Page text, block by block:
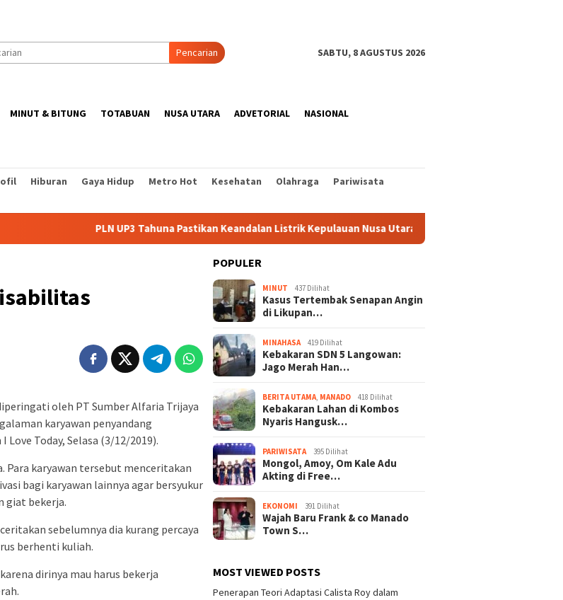
Pencarian
SABTU, 8 AGUSTUS 2026
MINUT & BITUNG TOTABUAN NUSA UTARA ADVETORIAL NASIONAL
Hiburan Gaya Hidup Metro Hot Kesehatan Olahraga
Pariwisata
PLN UP3 Tahuna Pastikan Keandalan Listrik Kepulauan Nusa Utara Jelang HUT ke-81 RI
oleh PT Sumber Alfaria Trijaya
karyawan penyandang
Today, Selasa (3/12/2019).
Para karyawan tersebut menceritakan
bagi karyawan lainnya agar bersyukur
giat bekerja.
sebelumnya dia kurang percaya
berhenti kuliah.
dirinya mau harus bekerja
POPULER
MINUT 437 Dilihat
Kasus Tertembak Senapan Angin
di Likupan…
MINAHASA 419 Dilihat
Kebakaran SDN 5 Langowan:
Jago Merah Han…
BERITA UTAMA, MANADO 418 Dilihat
Kebakaran Lahan di Kombos
Nyaris Hangusk…
PARIWISATA 395 Dilihat
Mongol, Amoy, Om Kale Adu
Akting di Free…
EKONOMI 391 Dilihat
Wajah Baru Frank & co Manado
Town S…
MOST VIEWED POSTS
Penerapan Teori Adaptasi Calista Roy dalam